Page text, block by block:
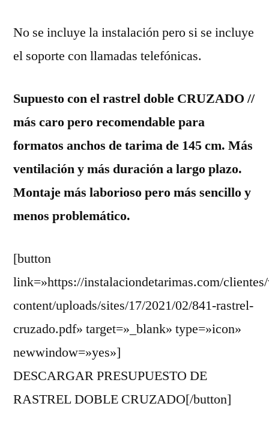
No se incluye la instalación pero si se incluye
el soporte con llamadas telefónicas.
Supuesto con el rastrel doble CRUZADO //
más caro pero recomendable para
formatos anchos de tarima de 145 cm. Más
ventilación y más duración a largo plazo.
Montaje más laborioso pero más sencillo y
menos problemático.
[button
link=»https://instalaciondetarimas.com/
content/uploads/sites/17/2021/02/841-rastrel-
cruzado.pdf» target=»_blank» type=»icon»
newwindow=»yes»]
DESCARGAR PRESUPUESTO DE
RASTREL DOBLE CRUZADO[/button]